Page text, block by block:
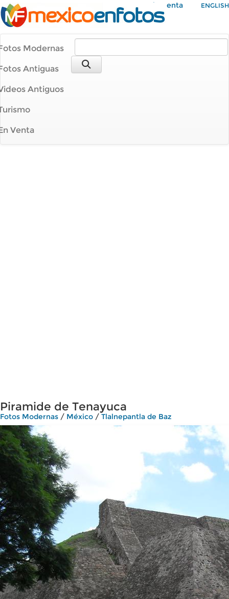
Mi Cuenta ENGLISH
Modernas
Antiguas
Antiguos
Venta
Piramide de Tenayuca
Fotos Modernas / México / Tlalnepantla de Baz